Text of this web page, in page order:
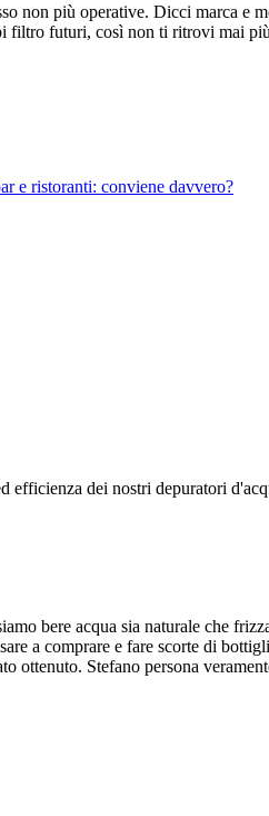
non più operative. Dicci marca
filtro futuri, così non ti ritrovi mai
e ristoranti: conviene davvero?
efficienza dei nostri depuratori
bere acqua sia naturale che
a comprare e fare scorte di
ottenuto. Stefano persona